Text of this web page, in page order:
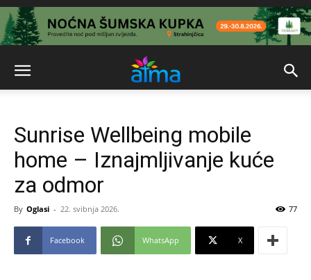
Sunrise Wellbeing mobile
home – Iznajmljivanje kuće
za odmor
By Oglasi - 22. svibnja 2026. 77
Facebook WhatsApp X